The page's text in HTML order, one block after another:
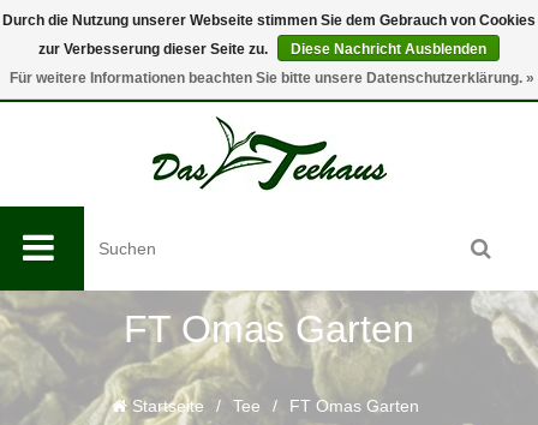
0
FT Omas Garten
Startseite / Tee / FT Omas Garten
Durch die Nutzung unserer Webseite stimmen Sie dem Gebrauch von Cookies
zur Verbesserung dieser Seite zu.
Diese Nachricht Ausblenden
Für weitere Informationen beachten Sie bitte unsere Datenschutzerklärung. »